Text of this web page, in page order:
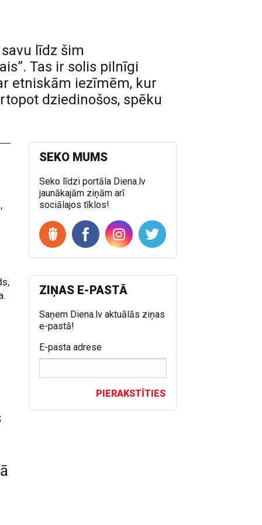
līdz šim
Tas ir solis pilnīgi
etniskām iezīmēm, kur
dziedinošos, spēku
SEKO MUMS
Seko līdzi portāla Diena.lv
jaunākajām ziņām arī
sociālajos tīklos!
ZIŅAS E-PASTĀ
Saņem Diena.lv aktuālās ziņas
e-pastā!
E-pasta adrese
PIERAKSTĪTIES